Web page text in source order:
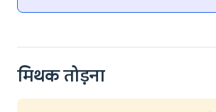
मिथक तोड़ना